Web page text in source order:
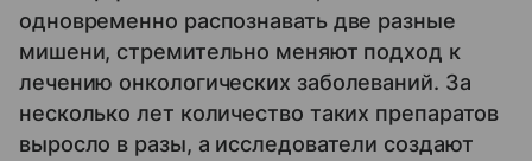
одновременно распознавать две разные
мишени, стремительно меняют подход к
лечению онкологических заболеваний. За
несколько лет количество таких препаратов
выросло в разы, а исследователи создают